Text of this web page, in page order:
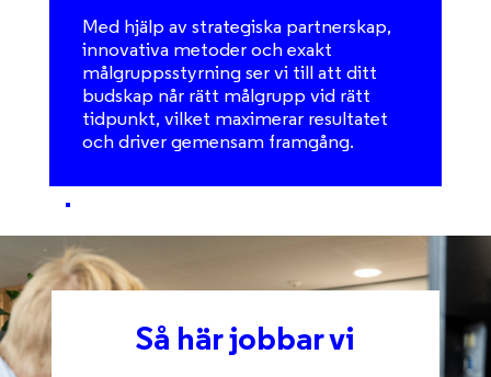
Med hjälp av strategiska partnerskap,
innovativa metoder och exakt
målgruppsstyrning ser vi till att ditt
budskap når rätt målgrupp vid rätt
tidpunkt, vilket maximerar resultatet
och driver gemensam framgång.
Så här jobbar vi